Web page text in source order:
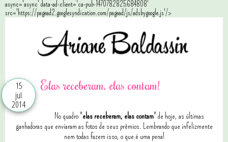
async='async' data-ad-client='ca-pub-1470782825684808'
src='https://pagead2.googlesyndication.com/pagead/js/adsbygoogle.js'/>
15
jul
2014
Elas receberam, elas contam!
No quadro "elas receberam, elas contam" de hoje, as últimas
ganhadoras que enviaram as fotos de seus prêmios. Lembrando que infelizmente
nem todas fazem isso, o que é uma pena!